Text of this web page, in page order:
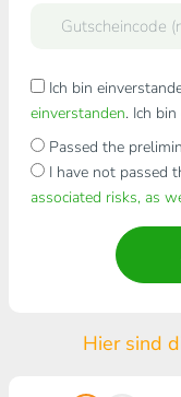
Ich bin
einverstanden. Ich
Passed the
I have not passed
associated risks, as
Hier sind